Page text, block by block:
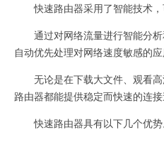
快速路由器采用了智能技术，
通过对网络流量进行智能分析
自动优先处理对网络速度敏感的
无论是在下载大文件、观看高
路由器都能提供稳定而快速的连接
快速路由器具有以下几个优势